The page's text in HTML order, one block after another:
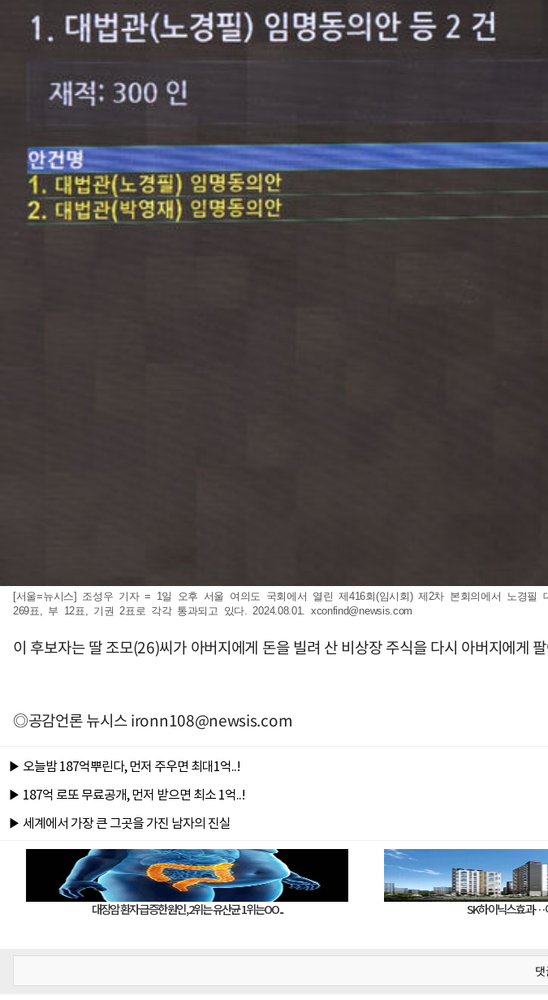
[서울=뉴시스] 조성우 기자 = 1일 오후 서울 여의도 국회에서 열린 제416회(임시회) 제2차 본회의에서 노경
269표, 부 12표, 기권 2표로 각각 통과되고 있다. 2024.08.01. xconfind@newsis.com
이 후보자는 딸 조모(26)씨가 아버지에게 돈을 빌려 산 비상장 주식을 다시 아버지에게
◎공감언론 뉴시스ironn108@newsis.com